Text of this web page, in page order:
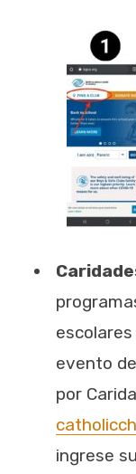
evento
por
ingrese